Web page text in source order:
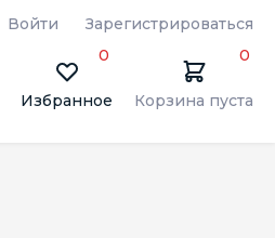
Войти Зарегистрироваться
Избранное
0
Корзина пуста
0